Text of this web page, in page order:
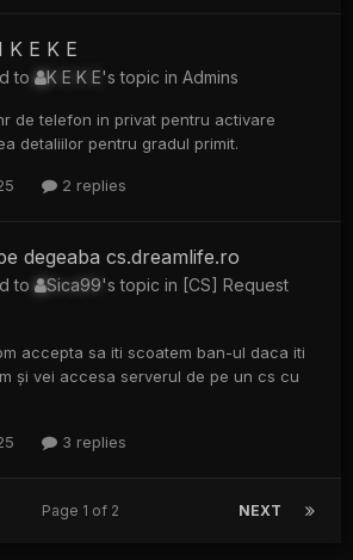
K E K E
to K E K E's topic in Admins
de telefon in privat pentru activare
detaliilor pentru gradul primit.
2 replies
degeaba cs.dreamlife.ro
to Sica99's topic in [CS] Request
accepta sa iti scoatem ban-ul daca iti
și vei accesa serverul de pe un cs cu
3 replies
NEXT
Page 1 of 2